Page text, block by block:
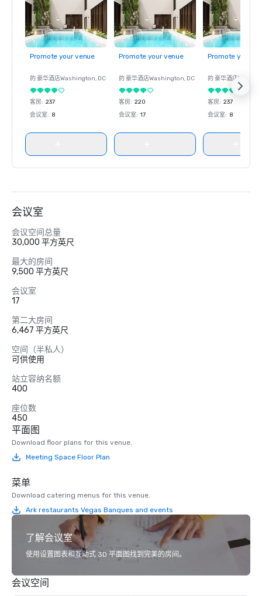
Promote your venue
的 豪华酒店Washington, DC
客房: 237
会议室: 8
Promote your venue
的 豪华酒店Washington, DC
客房: 220
会议室: 17
Promote your
的 豪华酒店
客房: 237
会议室: 8
会议室
会议空间总量
30,000 平方英尺
最大的房间
9,500 平方英尺
会议室
17
第二大房间
6,467 平方英尺
空间（半私人）
可供使用
站立容纳名额
400
座位数
450
平面图
Download floor plans for this venue.
Meeting Space Floor Plan
菜单
Download catering menus for this venue.
Ark restaurants Vegas Banques and events
了解会议室
使用设置图表和互动式 3D 平面图找到完美的房间。
会议空间